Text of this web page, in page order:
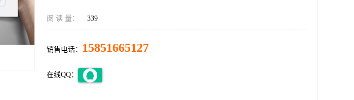
阅 读 量： 339
销售电话： 15851665127
在线QQ：